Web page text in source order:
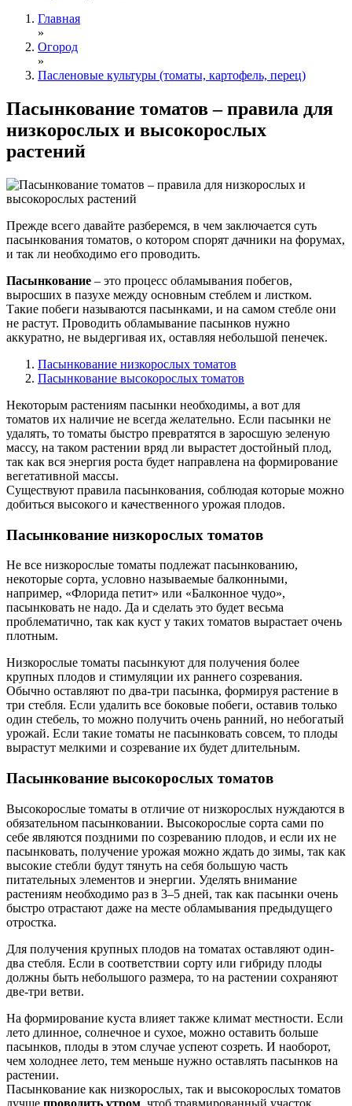
Главная
»
Огород
»
Пасленовые культуры (томаты, картофель, перец)
Пасынкование томатов – правила для
низкорослых и высокорослых
растений
Прежде всего давайте разберемся, в чем заключается суть
пасынкования томатов, о котором спорят дачники на форумах,
и так ли необходимо его проводить.
Пасынкование – это процесс обламывания побегов,
выросших в пазухе между основным стеблем и листком.
Такие побеги называются пасынками, и на самом стебле они
не растут. Проводить обламывание пасынков нужно
аккуратно, не выдергивая их, оставляя небольшой пенечек.
Пасынкование низкорослых томатов
Пасынкование высокорослых томатов
Некоторым растениям пасынки необходимы, а вот для
томатов их наличие не всегда желательно. Если пасынки не
удалять, то томаты быстро превратятся в заросшую зеленую
массу, на таком растении вряд ли вырастет достойный плод,
так как вся энергия роста будет направлена на формирование
вегетативной массы.
Существуют правила пасынкования, соблюдая которые можно
добиться высокого и качественного урожая плодов.
Пасынкование низкорослых томатов
Не все низкорослые томаты подлежат пасынкованию,
некоторые сорта, условно называемые балконными,
например, «Флорида петит» или «Балконное чудо»,
пасынковать не надо. Да и сделать это будет весьма
проблематично, так как куст у таких томатов вырастает очень
плотным.
Низкорослые томаты пасынкуют для получения более
крупных плодов и стимуляции их раннего созревания.
Обычно оставляют по два-три пасынка, формируя растение в
три стебля. Если удалить все боковые побеги, оставив только
один стебель, то можно получить очень ранний, но небогатый
урожай. Если такие томаты не пасынковать совсем, то плоды
вырастут мелкими и созревание их будет длительным.
Пасынкование высокорослых томатов
Высокорослые томаты в отличие от низкорослых нуждаются в
обязательном пасынковании. Высокорослые сорта сами по
себе являются поздними по созреванию плодов, и если их не
пасынковать, получение урожая можно ждать до зимы, так как
высокие стебли будут тянуть на себя большую часть
питательных элементов и энергии. Уделять внимание
растениям необходимо раз в 3–5 дней, так как пасынки очень
быстро отрастают даже на месте обламывания предыдущего
отростка.
Для получения крупных плодов на томатах оставляют один-
два стебля. Если в соответствии сорту или гибриду плоды
должны быть небольшого размера, то на растении сохраняют
две-три ветви.
На формирование куста влияет также климат местности. Если
лето длинное, солнечное и сухое, можно оставить больше
пасынков, плоды в этом случае успеют созреть. И наоборот,
чем холоднее лето, тем меньше нужно оставлять пасынков на
растении.
Пасынкование как низкорослых, так и высокорослых томатов
лучше проводить утром , чтоб травмированный участок